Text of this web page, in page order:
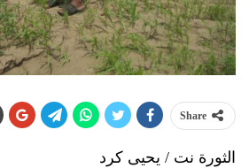
Share
الثورة نت / يحيى كرد